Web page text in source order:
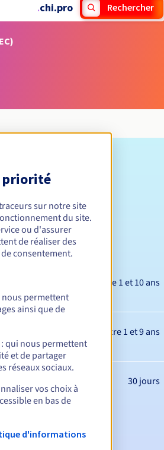
.chi.pro Rechercher
Entre 1 et 10 ans
Entre 1 et 9 ans
30 jours
priorité
sur notre site
du site.
ou d'assurer
de réaliser des
consentement.
permettent
ainsi que de
qui nous permettent
et de partager
réseaux sociaux.
vos choix à
en bas de
d'informations